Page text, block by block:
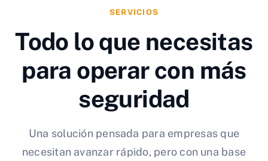
SERVICIOS
Todo lo que necesitas
para operar con más
seguridad
Una solución pensada para empresas que
necesitan avanzar rápido, pero con una base